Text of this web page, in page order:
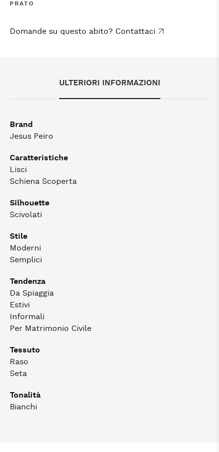
ULTERIORI INFORMAZIONI
Brand
Jesus Peiro
Caratteristiche
Lisci
Schiena Scoperta
Silhouette
Scivolati
Stile
Moderni
Semplici
Tendenza
Da Spiaggia
Estivi
Informali
Per Matrimonio Civile
Tessuto
Raso
Seta
Tonalità
Bianchi
PRATO
Domande su questo abito? Contattaci